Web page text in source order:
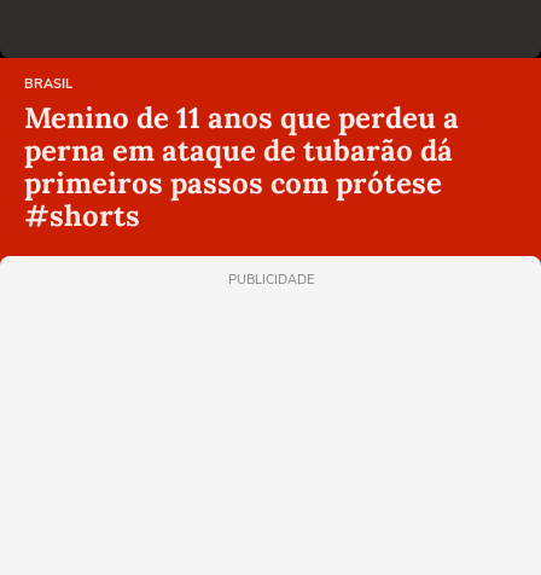
BRASIL
Menino de 11 anos que perdeu a
perna em ataque de tubarão dá
primeiros passos com prótese
#shorts
PUBLICIDADE